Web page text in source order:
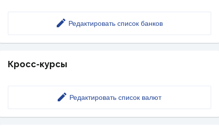
Редактировать список банков
Кросс-курсы
Редактировать список валют